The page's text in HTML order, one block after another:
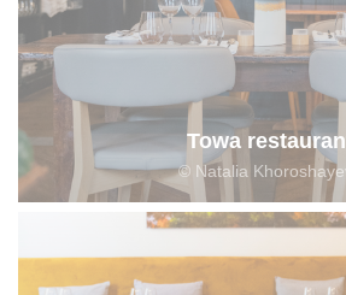
Towa
© Natalia